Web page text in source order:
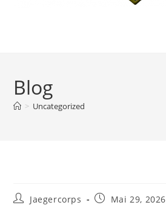
Blog
> Uncategorized
Jaegercorps
Mai 29, 2026